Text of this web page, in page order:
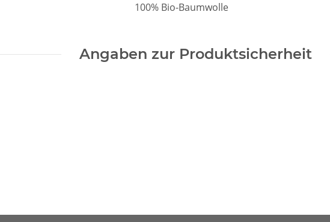
100% Bio-Baumwolle
Angaben zur Produktsicherheit